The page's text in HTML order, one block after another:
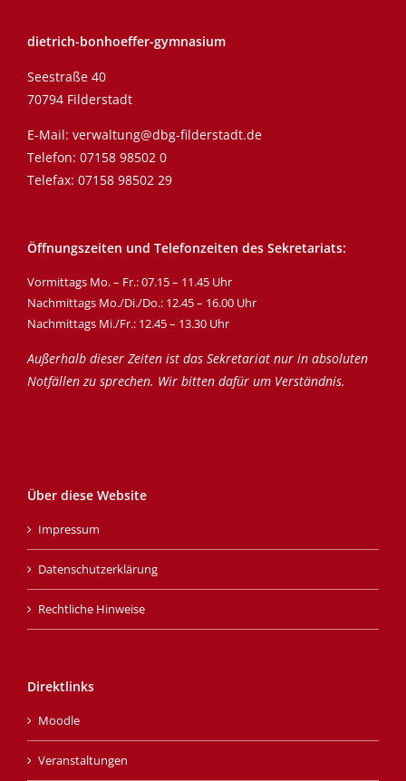
dietrich-bonhoeffer-gymnasium
Seestraße 40
70794 Filderstadt
E-Mail: verwaltung@dbg-filderstadt.de
Telefon: 07158 98502 0
Telefax: 07158 98502 29
Öffnungszeiten und Telefonzeiten des Sekretariats:
Vormittags Mo. – Fr.: 07.15 – 11.45 Uhr
Nachmittags Mo./Di./Do.: 12.45 – 16.00 Uhr
Nachmittags Mi./Fr.: 12.45 – 13.30 Uhr
Außerhalb dieser Zeiten ist das Sekretariat nur in absoluten
Notfällen zu sprechen. Wir bitten dafür um Verständnis.
Über diese Website
Impressum
Datenschutzerklärung
Rechtliche Hinweise
Direktlinks
Moodle
Veranstaltungen